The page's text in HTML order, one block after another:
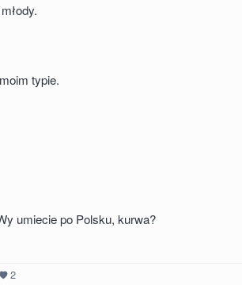
typie.
umiecie po Polsku, kurwa?
2